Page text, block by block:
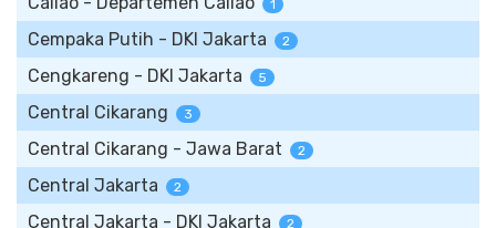
1
Cempaka Putih - DKI Jakarta 2
Cengkareng - DKI Jakarta 5
Central Cikarang 3
Central Cikarang - Jawa Barat 2
Central Jakarta 2
Central Jakarta - DKI Jakarta 2